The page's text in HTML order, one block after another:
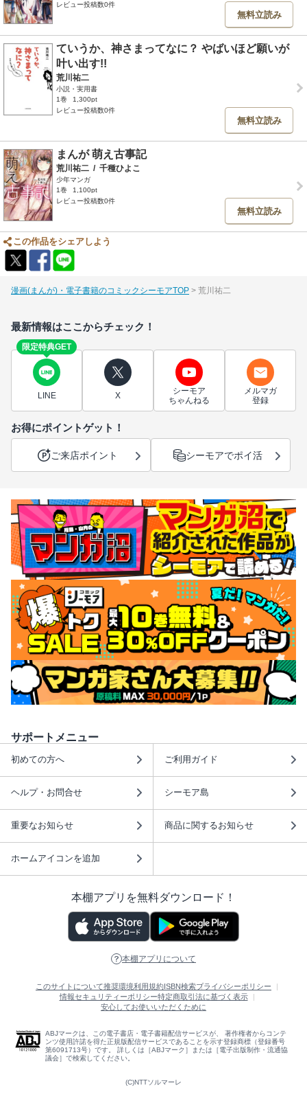
レビュー投稿数0件
無料立読み
ていうか、神さまってなに？ やばいほど願いが
叶い出す!!
荒川祐二
小説・実用書
1巻
1,300pt
レビュー投稿数0件
無料立読み
まんが 萌え古事記
荒川祐二 / 千種ひよこ
少年マンガ
1巻
1,100pt
レビュー投稿数0件
無料立読み
この作品をシェアしよう
漫画(まんが)・電子書籍のコミックシーモアTOP 荒川祐二
最新情報はここからチェック！
限定特典GET
LINE X
シーモア
ちゃんねる
メルマガ
登録
お得にポイントゲット！
ご来店ポイント シーモアでポイ活
サポートメニュー
初めての方へ ご利用ガイド
ヘルプ・お問合せ シーモア島
重要なお知らせ 商品に関するお知らせ
ホームアイコンを追加
本棚アプリを無料ダウンロード！
本棚アプリについて
このサイトについて推奨環境利用規約 ISBN検索プライバシーポリシー
情報セキュリティーポリシー特定商取引法に基づく表示
安心してお使いいただくために
ABJマークは、この電子書店・電子書籍配信サービスが、 著作権者からコンテ
ンツ使用許諾を得た正規版配信サービスであることを示す登録商標（登録番号
第6091713号）です。 詳しくは［ABJマーク］または［電子出版制作・流通協
議会］で検索してください。
(C)NTTソルマーレ